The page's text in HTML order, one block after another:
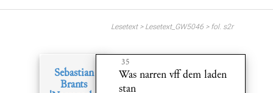
Lesetext > Lesetext_GW5046 > fol. s2r
Sebastian
Brants
35
Was narren vff dem laden
stan